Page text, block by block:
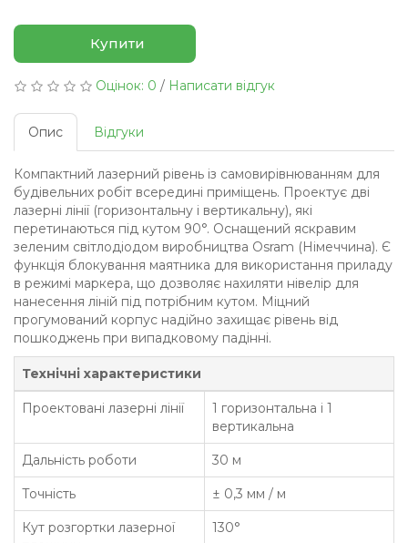
Купити
Оцінок: 0 / Написати відгук
Опис Відгуки
Компактний лазерний рівень із самовирівнюванням для
будівельних робіт всередині приміщень. Проектує дві
лазерні лінії (горизонтальну і вертикальну), які
перетинаються під кутом 90°. Оснащений яскравим
зеленим світлодіодом виробництва Osram (Німеччина). Є
функція блокування маятника для використання приладу
в режимі маркера, що дозволяє нахиляти нівелір для
нанесення ліній під потрібним кутом. Міцний
прогумований корпус надійно захищає рівень від
пошкоджень при випадковому падінні.
Технічні характеристики
Проектовані лазерні лінії
1 горизонтальна і 1
вертикальна
Дальність роботи 30 м
Точність ± 0,3 мм / м
Кут розгортки лазерної
130°